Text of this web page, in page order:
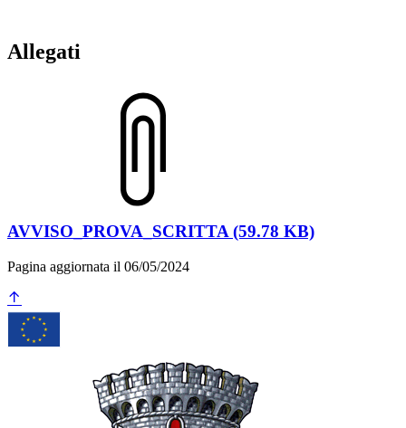
Allegati
AVVISO_PROVA_SCRITTA (59.78 KB)
Pagina aggiornata il 06/05/2024